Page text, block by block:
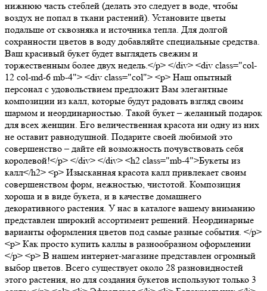
нижнюю часть стеблей (делать это следует в воде, чтобы
воздух не попал в ткани растений). Установите цветы
подальше от сквозняка и источника тепла. Для долгой
сохранности цветов в воду добавляйте специальные средства.
Ваш красивый букет будет выглядеть свежим и
торжественным более двух недель.</p> </div> <div class="col-
12 col-md-6 mb-4"> <div class="col"> <p> Наш опытный
персонал с удовольствием предложит Вам элегантные
композиции из калл, которые будут радовать взгляд своим
шармом и неординарностью. Такой букет – желанный подарок
для всех женщин. Его величественная красота ни одну из них
не оставит равнодушной. Подарите своей любимой это
совершенство – дайте ей возможность почувствовать себя
королевой!</p> </div> </div> <h2 class="mb-4">Букеты из
калл</h2> <p> Изысканная красота калл привлекает своим
совершенством форм, нежностью, чистотой. Композиция
хороша и в виде букета, и в качестве домашнего
декоративного растения. У нас в каталоге вашему вниманию
представлен широкий ассортимент решений. Неординарные
варианты оформления цветов под самые разные события. </p>
<p> Как просто купить каллы в разнообразном оформлении
</p> <p> В нашем интернет-магазине представлен огромный
выбор цветов. Всего существует около 28 разновидностей
этого растения, но для создания букетов используют только 3